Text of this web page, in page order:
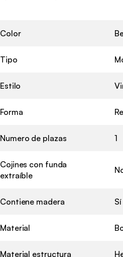
Color
Tipo
Estilo
Forma
Numero de plazas 1
Cojines con funda
extraíble
Contiene madera Sí
Material
Material estructura